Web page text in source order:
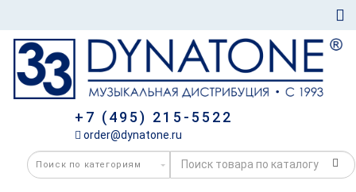
+7 (495) 215-5522
order@dynatone.ru